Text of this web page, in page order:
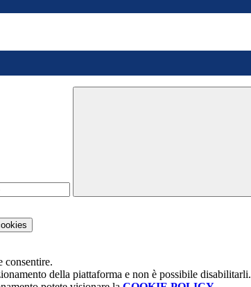
consentire.
della piattaforma e non è possibile disabilitarli.